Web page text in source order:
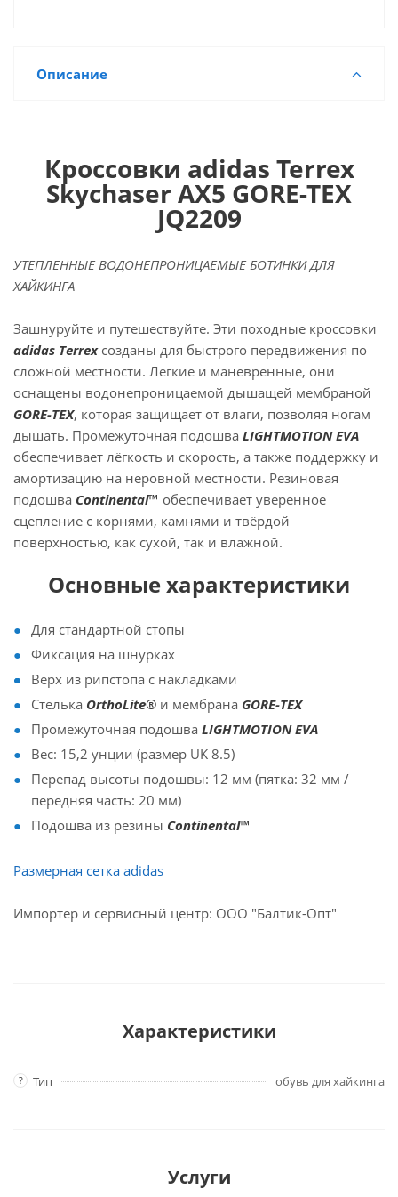
Описание
Кроссовки adidas Terrex
Skychaser AX5 GORE-TEX
JQ2209
УТЕПЛЕННЫЕ ВОДОНЕПРОНИЦАЕМЫЕ БОТИНКИ ДЛЯ
ХАЙКИНГА
Зашнуруйте и путешествуйте. Эти походные кроссовки
adidas Terrexсозданы для быстрого передвижения по
сложной местности. Лёгкие и маневренные, они
оснащены водонепроницаемой дышащей мембраной
GORE-TEX, которая защищает от влаги, позволяя ногам
дышать. Промежуточная подошва LIGHTMOTION EVA
обеспечивает лёгкость и скорость, а также поддержку и
амортизацию на неровной местности. Резиновая
подошва Continental™ обеспечивает уверенное
сцепление с корнями, камнями и твёрдой
поверхностью, как сухой, так и влажной.
Основные характеристики
Для стандартной стопы
Фиксация на шнурках
Верх из рипстопа с накладками
Стелька OrthoLite® и мембрана GORE-TEX
Промежуточная подошва LIGHTMOTION EVA
Вес: 15,2 унции (размер UK 8.5)
Перепад высоты подошвы: 12 мм (пятка: 32 мм /
передняя часть: 20 мм)
Подошва из резины Continental™
Размерная сетка adidas
Импортер и сервисный центр: ООО "Балтик-Опт"
Характеристики
? Тип обувь для хайкинга
Услуги